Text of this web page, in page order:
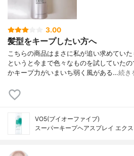
3.00
髪型をキープしたい方へ
こちらの商品はまさに私が追い求めてい
というと今まで色々なものを試していた
かキープ力がいまいち弱く風がある…続き
VO5(ブイオーファイブ)
スーパーキープヘアスプレイ エク